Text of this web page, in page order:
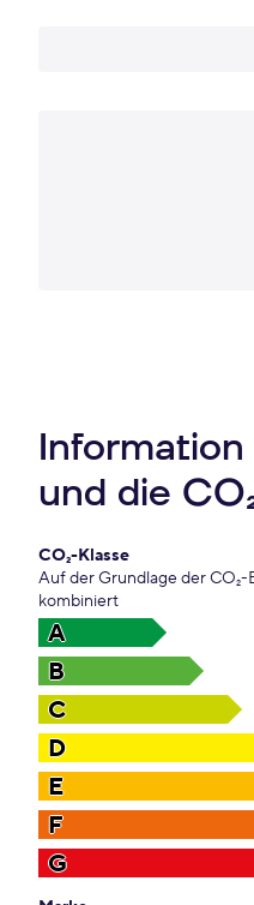
und die
CO₂-Klasse
Auf der Grundlage der CO₂-
kombiniert
A
B
C
D
E
F
G